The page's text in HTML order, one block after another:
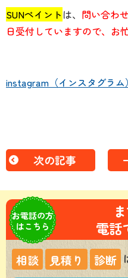
SUNペイント は、 問い合わ
日受付していますので、お
instagram（インスタグラム
次の記事
お電話の方
はこちら
電話
相談 見積り 診断